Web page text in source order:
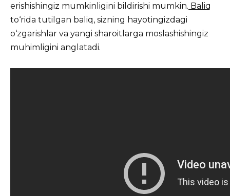
erishishingiz mumkinligini bildirishi mumkin. Baliq
to‘rida tutilgan baliq, sizning hayotingizdagi
o‘zgarishlar va yangi sharoitlarga moslashishingiz
muhimligini anglatadi.